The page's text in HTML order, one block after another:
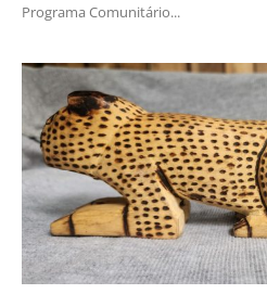
Programa Comunitário...